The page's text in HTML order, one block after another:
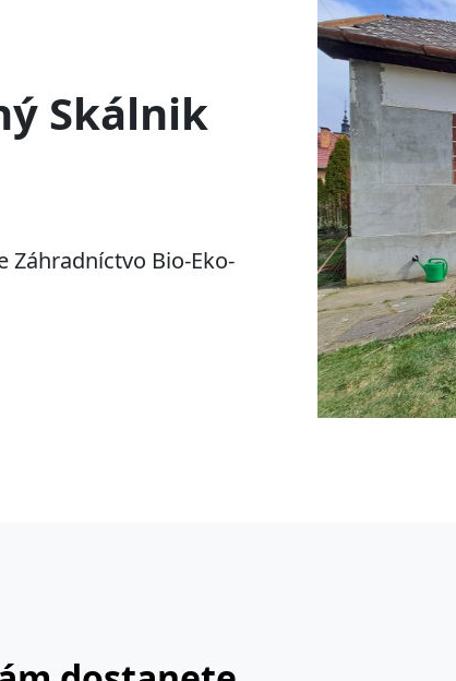
Skálnik
Záhradníctvo Bio-Eko-